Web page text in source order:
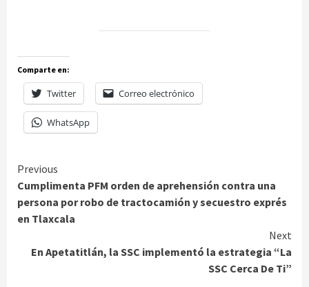
Comparte en:
Twitter Correo electrónico
WhatsApp
Continue
Reading
Previous
Cumplimenta PFM orden de aprehensión contra una
persona por robo de tractocamión y secuestro exprés
en Tlaxcala
Next
En Apetatitlán, la SSC implementó la estrategia “La
SSC Cerca De Ti”